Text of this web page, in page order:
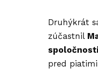
Druhýkrát
zúčastnil
spoločnosti
pred